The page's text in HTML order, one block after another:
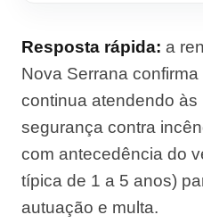
Resposta rápida: a
Nova Serrana
continua atendendo às
segurança contra
com antecedência do
típica de 1 a 5 anos)
autuação e multa.